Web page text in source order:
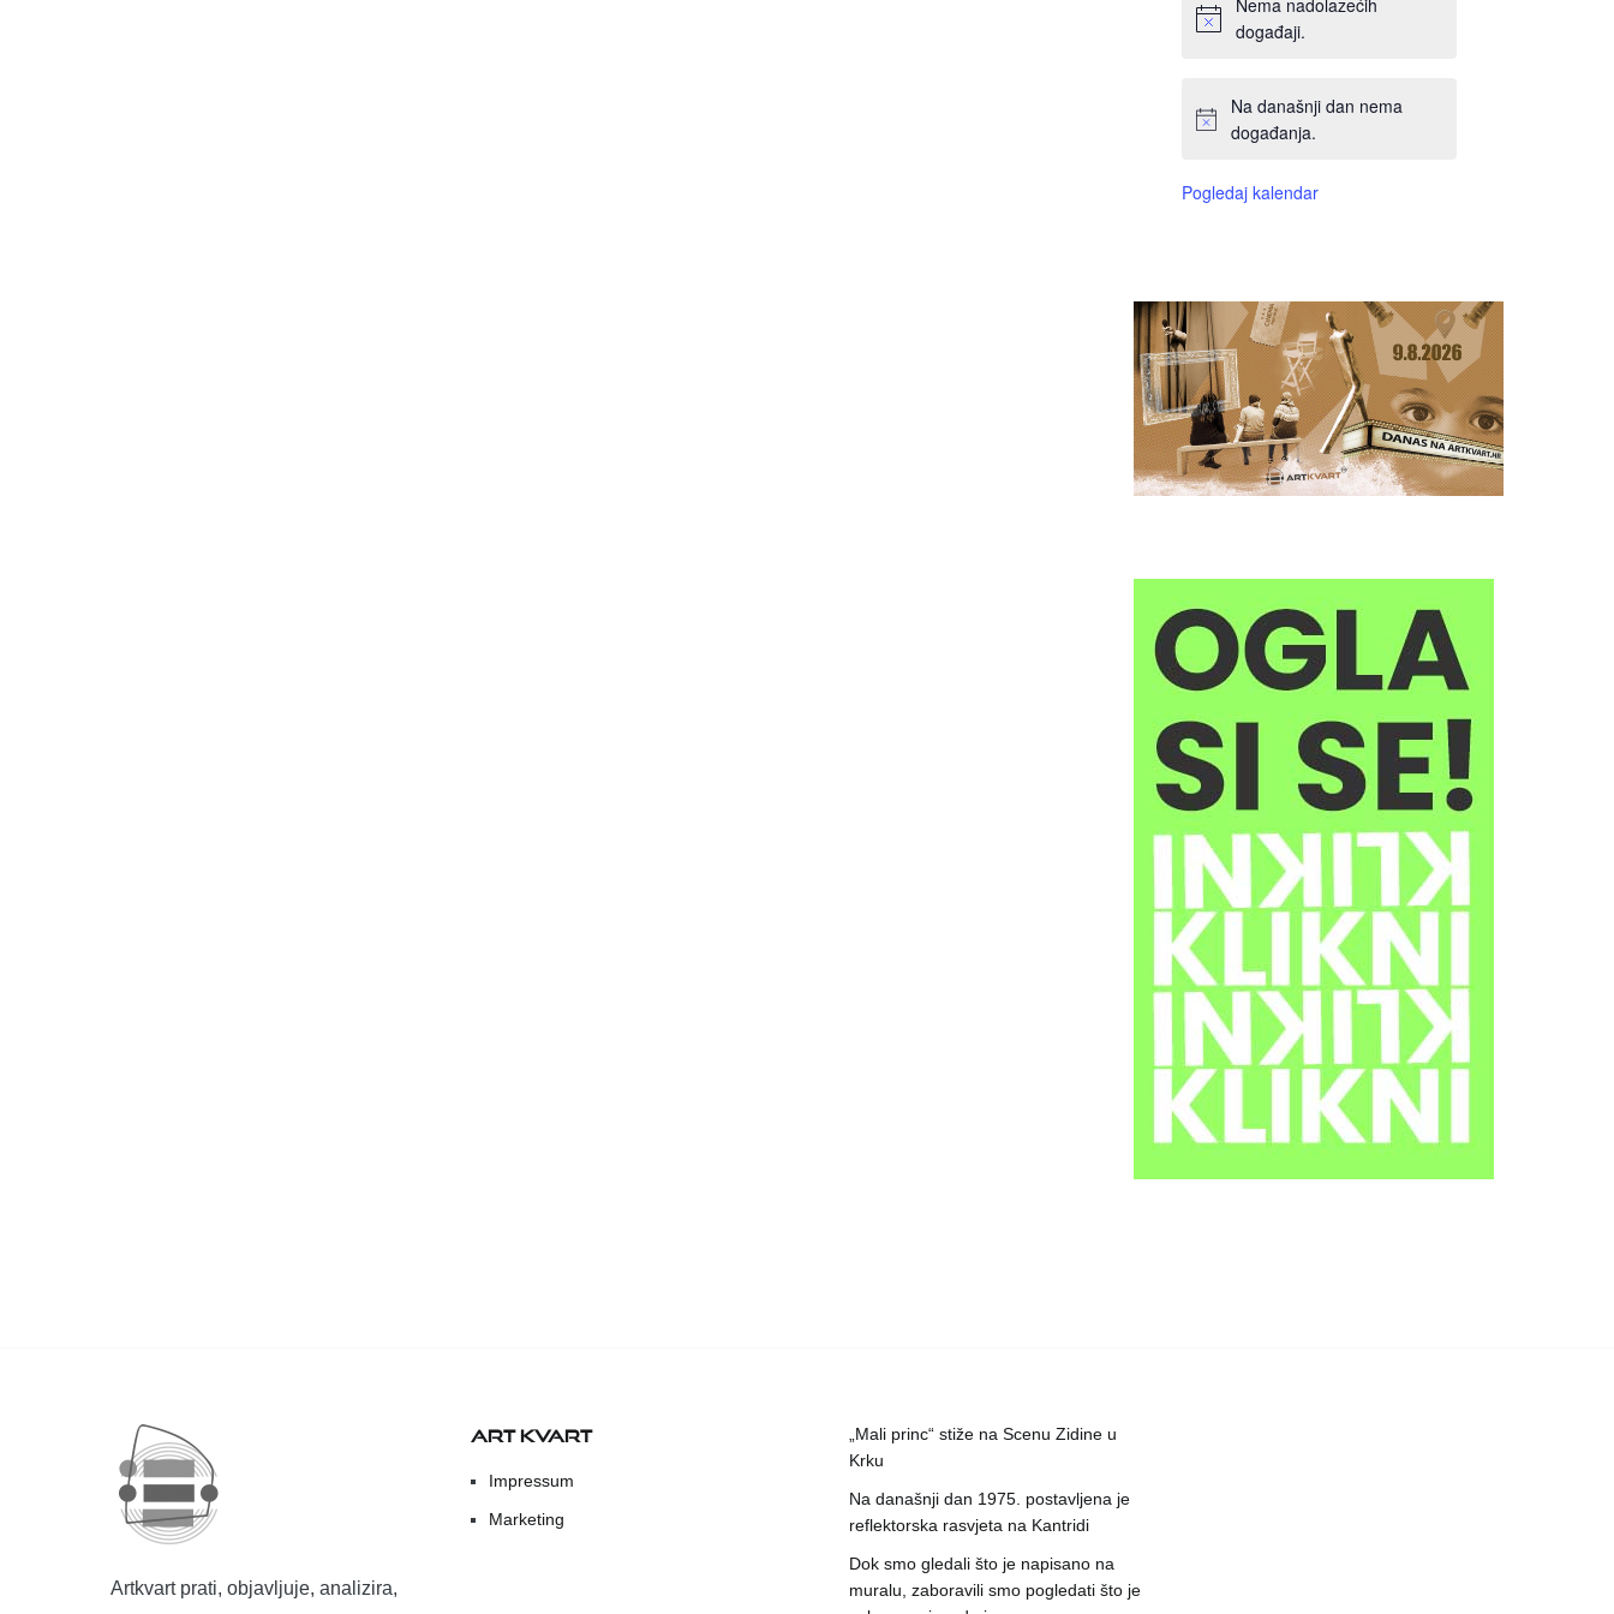
Nema nadolazećih
događaji.
Na današnji dan nema
događanja.
Pogledaj kalendar
Artkvart prati, objavljuje, analizira,
ART KVART
Impressum
Marketing
„Mali princ“ stiže na Scenu Zidine u
Krku
Na današnji dan 1975. postavljena je
reflektorska rasvjeta na Kantridi
Dok smo gledali što je napisano na
muralu, zaboravili smo pogledati što je